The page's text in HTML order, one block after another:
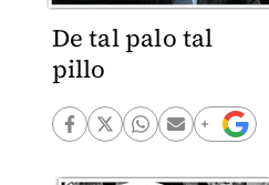
De tal palo tal
pillo